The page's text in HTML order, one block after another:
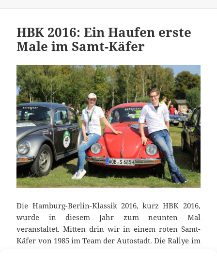
HBK 2016: Ein Haufen erste
Male im Samt-Käfer
Die Hamburg-Berlin-Klassik 2016, kurz HBK 2016,
wurde in diesem Jahr zum neunten Mal
veranstaltet. Mitten drin wir in einem roten Samt-
Käfer von 1985 im Team der Autostadt. Die Rallye im